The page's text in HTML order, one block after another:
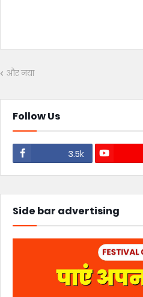
और नया
Follow Us
3.5k
Side bar advertising